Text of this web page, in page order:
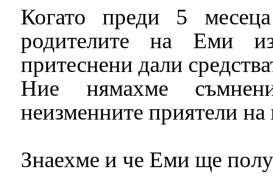
Когато преди 5
родителите на Еми
притеснени дали
Ние нямахме
неизменните приятели
Знаехме и че Еми ще